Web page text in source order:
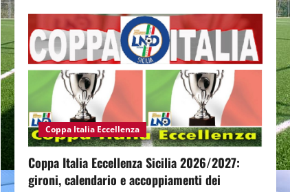
Coppa Italia Eccellenza
Coppa Italia Eccellenza Sicilia 2026/2027:
gironi, calendario e accoppiamenti dei